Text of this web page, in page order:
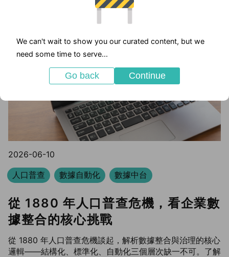
2026-06-10
人口普查
數據自動化 數據中台
從 1880 年人口普查危機，看企業數
據整合的核心挑戰
從 1880 年人口普查危機談起，解析數據整合與治理的核心
邏輯——結構化、標準化、自動化三個層次缺一不可。了解
We can't wait to show you our curated content, but we
need some time to serve...
Go back Continue